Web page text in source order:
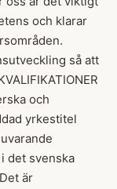
och klarar
så att
och
yrkestitel
det svenska
är